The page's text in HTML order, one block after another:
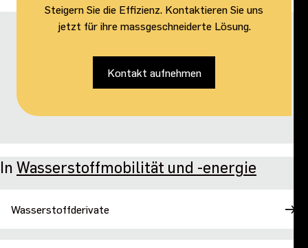
Steigern Sie die Effizienz. Kontaktieren Sie uns
jetzt für ihre massgeschneiderte Lösung.
Kontakt aufnehmen
In Wasserstoffmobilität und -energie
Wasserstoffderivate